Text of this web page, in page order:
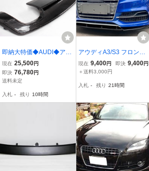
即納大特価◆AUDI◆アウ
ディ B8 A4/S4 前期用左
右４本出純正後期仕様 リ
アカーボンディフューザ
品/クロスカーボン
現在 25,500円
即決 76,780円
送料未定
入札 - 残り 10時間
アウディA3/S3 フロント
リップスポイラー 2色可
選
現在 9,400円 即決 9,400円
＋送料3,000円
入札 - 残り 21時間